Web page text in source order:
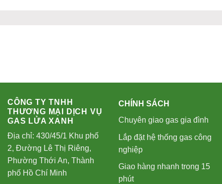
CÔNG TY TNHH
THƯƠNG MẠI DỊCH VỤ
GAS LỬA XANH
Địa chỉ: 430/45/1 Khu phố
2, Đường Lê Thị Riêng,
Phường Thới An, Thành
phố Hồ Chí Minh
CHÍNH SÁCH
Chuyên giao gas gia đình
Lắp đặt hệ thống gas công
nghiệp
Giao hàng nhanh trong 15
phút